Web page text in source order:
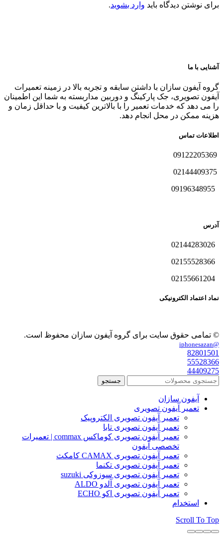
برای نوشتن دیدگاه باید وارد بشوید.
آشنایی با ما
گروه آیفون سازان با داشتن سابقه و تجربه بالا در زمینه تعمیرات
آیفون تصویری، جک پارکینگ و دوربین مداربسته به شما این اطمینان
را می دهد که خدمات تعمیر را با بالاترین کیفیت و با حداقل زمان و
هزینه ممکن در محل انجام دهد.
اطلاعات تماس
آدرس
نماد اعتماد الکترونیکی
© تمامی حقوق سایت برای گروه آیفون سازان محفوظ است.
@iphonesazan
82801501
55528366
44409275
جستجو
آیفون سازان
تعمیر آیفون تصویری
تعمیر آیفون تصویری الکتروپیک
تعمیر آیفون تصویری تابا
تعمیر آیفون تصویری کوماکس commax | تعمیرات
تخصصی آیفون
تعمیر آیفون تصویری CAMAX کامکث
تعمیر آیفون تصویری تکنما
تعمیر آیفون تصویری سوزوکی suzuki
تعمیر آیفون تصویری آلدو ALDO
تعمیر آیفون تصویری اکو ECHO
استخدام
Scroll To Top